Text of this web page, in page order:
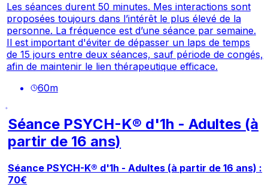
Les séances durent 50 minutes. Mes interactions sont
proposées toujours dans l’intérêt le plus élevé de la
personne. La fréquence est d’une séance par semaine.
Il est important d'éviter de dépasser un laps de temps
de 15 jours entre deux séances, sauf période de congés,
afin de maintenir le lien thérapeutique efficace.
60m
Séance PSYCH-K® d'1h - Adultes (à
partir de 16 ans)
Séance PSYCH-K® d'1h - Adultes (à partir de 16 ans) :
70€